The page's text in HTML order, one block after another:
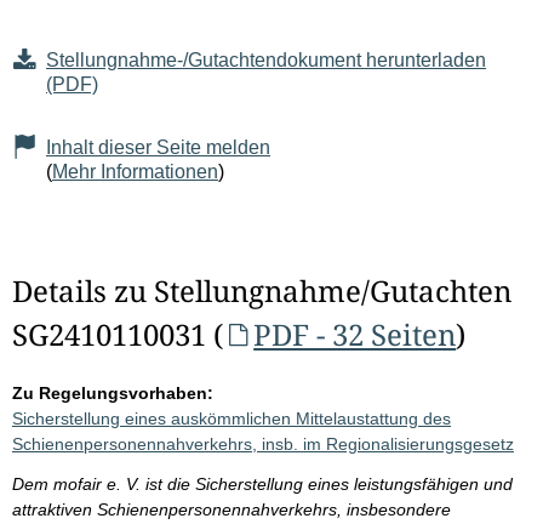
Stellungnahme-/Gutachtendokument herunterladen
(PDF)
Inhalt dieser Seite melden
(Mehr Informationen)
Details zu Stellungnahme/Gutachten
SG2410110031 (
PDF - 32 Seiten)
Zu Regelungsvorhaben:
Sicherstellung eines auskömmlichen Mittelaustattung des
Schienenpersonennahverkehrs, insb. im Regionalisierungsgesetz
Dem mofair e. V. ist die Sicherstellung eines leistungsfähigen und
attraktiven Schienenpersonennahverkehrs, insbesondere